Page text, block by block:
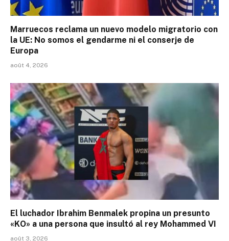
Marruecos reclama un nuevo modelo migratorio con
la UE: No somos el gendarme ni el conserje de
Europa
août 4, 2026
El luchador Ibrahim Benmalek propina un presunto
«KO» a una persona que insultó al rey Mohammed VI
août 3, 2026